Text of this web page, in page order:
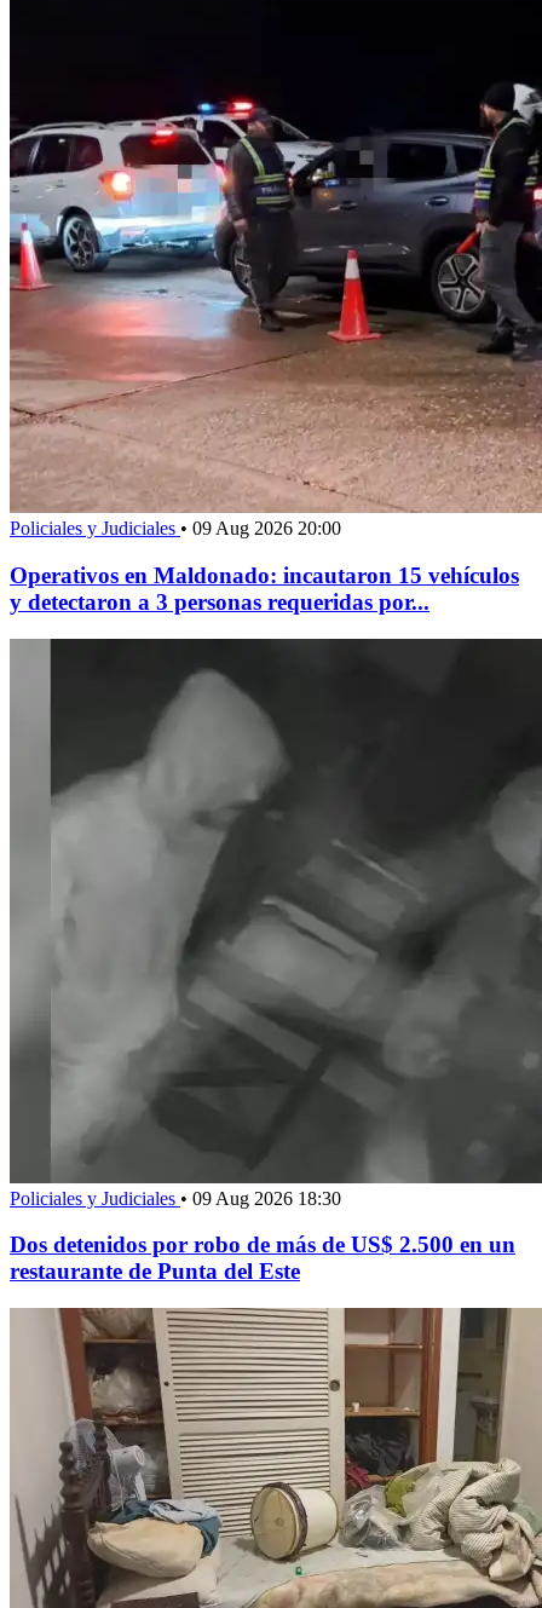
Policiales y Judiciales • 09 Aug 2026 20:00
Operativos en Maldonado: incautaron 15 vehículos
y detectaron a 3 personas requeridas por...
Policiales y Judiciales • 09 Aug 2026 18:30
Dos detenidos por robo de más de US$ 2.500 en un
restaurante de Punta del Este